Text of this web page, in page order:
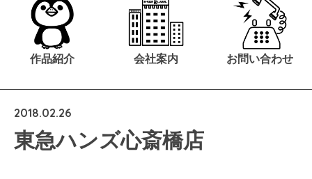
作品紹介 会社案内 お問い合わせ
2018.02.26
東急ハンズ心斎橋店